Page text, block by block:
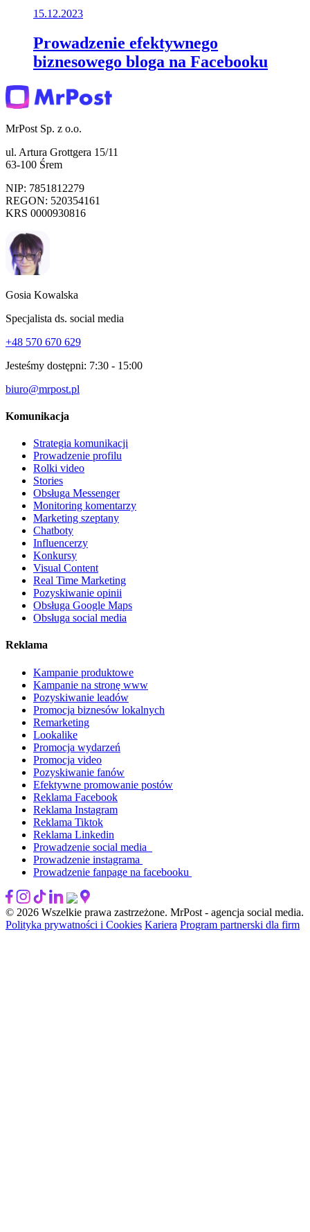
15.12.2023
Prowadzenie efektywnego
biznesowego bloga na Facebooku
MrPost Sp. z o.o.
ul. Artura Grottgera 15/11
63-100 Śrem
NIP: 7851812279
REGON: 520354161
KRS 0000930816
Gosia Kowalska
Specjalista ds. social media
+48 570 670 629
Jesteśmy dostępni: 7:30 - 15:00
biuro@mrpost.pl
Komunikacja
Strategia komunikacji
Prowadzenie profilu
Rolki video
Stories
Obsługa Messenger
Monitoring komentarzy
Marketing szeptany
Chatboty
Influencerzy
Konkursy
Visual Content
Real Time Marketing
Pozyskiwanie opinii
Obsługa Google Maps
Obsługa social media
Reklama
Kampanie produktowe
Kampanie na stronę www
Pozyskiwanie leadów
Promocja biznesów lokalnych
Remarketing
Lookalike
Promocja wydarzeń
Promocja video
Pozyskiwanie fanów
Efektywne promowanie postów
Reklama Facebook
Reklama Instagram
Reklama Tiktok
Reklama Linkedin
Prowadzenie social media
Prowadzenie instagrama
Prowadzenie fanpage na facebooku
© 2026 Wszelkie prawa zastrzeżone. MrPost - agencja social media.
Polityka prywatności i Cookies Kariera Program partnerski dla firm